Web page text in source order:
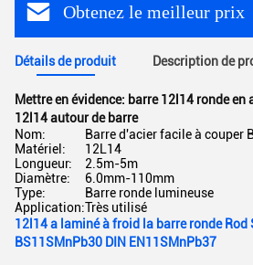
Obtenez le meilleur prix
Détails de produit Description de
Mettre en évidence: barre 12l14 ronde en
12l14 autour de barre
Nom:
Barre d'acier facile à couper
Matériel:
12L14
Longueur:
2.5m-5m
Diamètre:
6.0mm-110mm
Type:
Barre ronde lumineuse
Application:Très utilisé
12l14 a laminé à froid la barre ronde Rod
BS11SMnPb30 DIN EN11SMnPb37